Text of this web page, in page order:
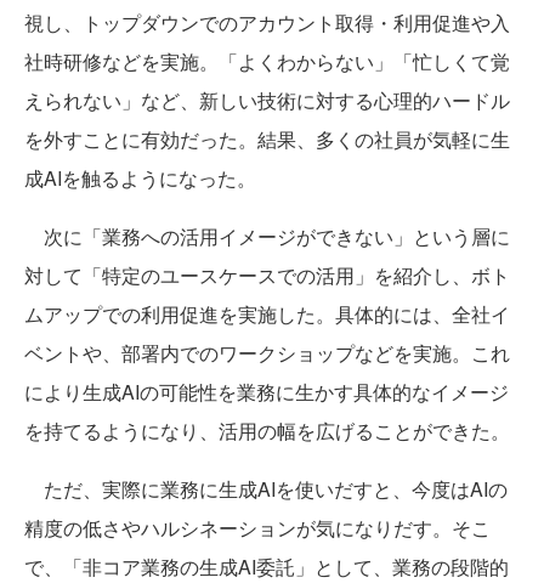
視し、トップダウンでのアカウント取得・利用促進や入
社時研修などを実施。「よくわからない」「忙しくて覚
えられない」など、新しい技術に対する心理的ハードル
を外すことに有効だった。結果、多くの社員が気軽に生
成AIを触るようになった。
次に「業務への活用イメージができない」という層に
対して「特定のユースケースでの活用」を紹介し、ボト
ムアップでの利用促進を実施した。具体的には、全社イ
ベントや、部署内でのワークショップなどを実施。これ
により生成AIの可能性を業務に生かす具体的なイメージ
を持てるようになり、活用の幅を広げることができた。
ただ、実際に業務に生成AIを使いだすと、今度はAIの
精度の低さやハルシネーションが気になりだす。そこ
で、「非コア業務の生成AI委託」として、業務の段階的